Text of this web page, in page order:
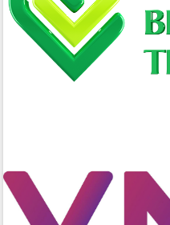
Đắk Lắk phát động hưởng ứng Ngày
Quyền của người tiêu dùng Việt Nam
2026
Đẩy mạnh cải cách hành chính, quyết
tâm đạt được mục tiêu tăng trưởng
Nhân dân tỉnh
Bệnh án điện tử thúc đẩy chuyển đổi
số y tế tại Đắk Lắk